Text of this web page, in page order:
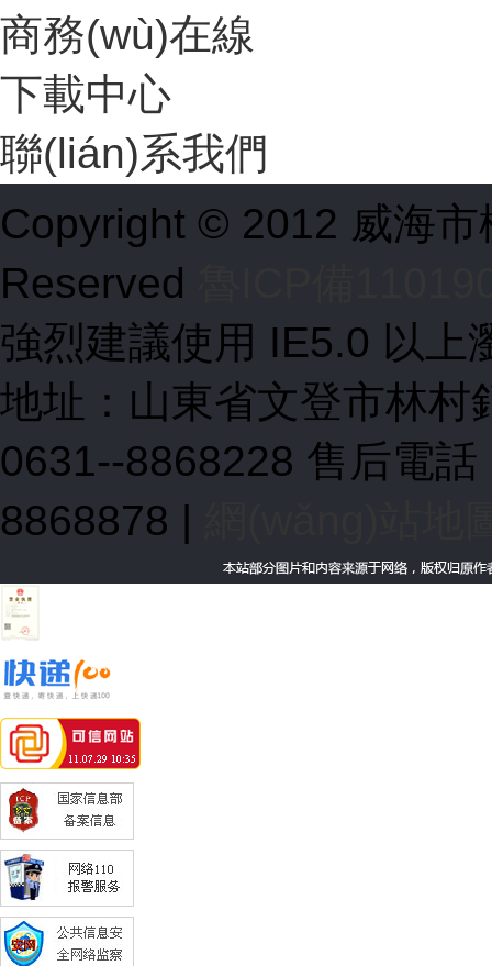
商務(wù)在線
下載中心
聯(lián)系我們
Copyright © 2012 威海
Reserved
強烈建議使用 IE5.0 以上
地址：山東省文登市林
0631--8868228 售后電
8868878 |